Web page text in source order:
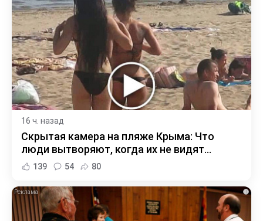
16 ч. назад
Скрытая камера на пляже Крыма: Что
люди вытворяют, когда их не видят...
139 54 80
i